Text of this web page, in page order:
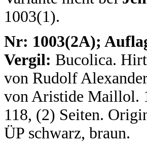
1003(1).
Nr: 1003(2A);
Vergil: Bucolica.
von Rudolf
von Aristide Maillol.
118, (2) Seiten.
ÜP schwarz, braun.